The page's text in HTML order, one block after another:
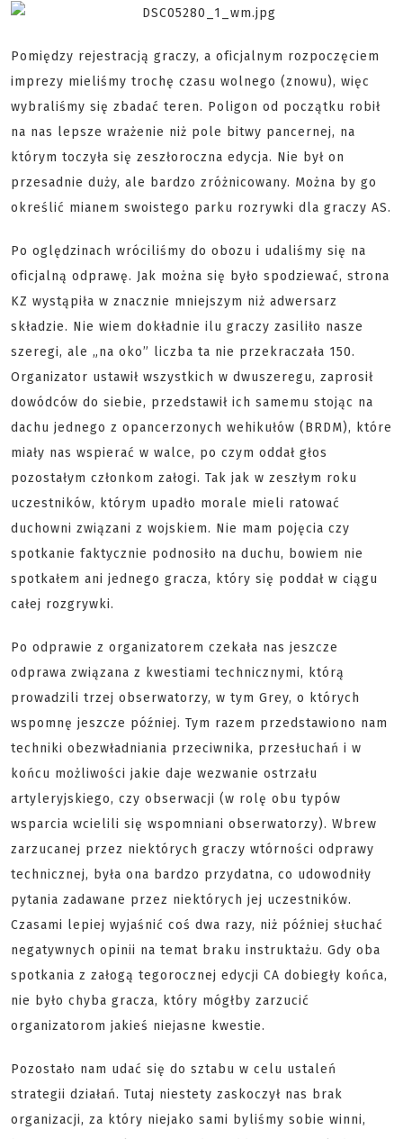
Pomiędzy rejestracją graczy, a oficjalnym rozpoczęciem
imprezy mieliśmy trochę czasu wolnego (znowu), więc
wybraliśmy się zbadać teren. Poligon od początku robił
na nas lepsze wrażenie niż pole bitwy pancernej, na
którym toczyła się zeszłoroczna edycja. Nie był on
przesadnie duży, ale bardzo zróżnicowany. Można by go
określić mianem swoistego parku rozrywki dla graczy AS.
Po oględzinach wróciliśmy do obozu i udaliśmy się na
oficjalną odprawę. Jak można się było spodziewać, strona
KZ wystąpiła w znacznie mniejszym niż adwersarz
składzie. Nie wiem dokładnie ilu graczy zasiliło nasze
szeregi, ale „na oko” liczba ta nie przekraczała 150.
Organizator ustawił wszystkich w dwuszeregu, zaprosił
dowódców do siebie, przedstawił ich samemu stojąc na
dachu jednego z opancerzonych wehikułów (BRDM), które
miały nas wspierać w walce, po czym oddał głos
pozostałym członkom załogi. Tak jak w zeszłym roku
uczestników, którym upadło morale mieli ratować
duchowni związani z wojskiem. Nie mam pojęcia czy
spotkanie faktycznie podnosiło na duchu, bowiem nie
spotkałem ani jednego gracza, który się poddał w ciągu
całej rozgrywki.
Po odprawie z organizatorem czekała nas jeszcze
odprawa związana z kwestiami technicznymi, którą
prowadzili trzej obserwatorzy, w tym Grey, o których
wspomnę jeszcze później. Tym razem przedstawiono nam
techniki obezwładniania przeciwnika, przesłuchań i w
końcu możliwości jakie daje wezwanie ostrzału
artyleryjskiego, czy obserwacji (w rolę obu typów
wsparcia wcielili się wspomniani obserwatorzy). Wbrew
zarzucanej przez niektórych graczy wtórności odprawy
technicznej, była ona bardzo przydatna, co udowodniły
pytania zadawane przez niektórych jej uczestników.
Czasami lepiej wyjaśnić coś dwa razy, niż później słuchać
negatywnych opinii na temat braku instruktażu. Gdy oba
spotkania z załogą tegorocznej edycji CA dobiegły końca,
nie było chyba gracza, który mógłby zarzucić
organizatorom jakieś niejasne kwestie.
Pozostało nam udać się do sztabu w celu ustaleń
strategii działań. Tutaj niestety zaskoczył nas brak
organizacji, za który niejako sami byliśmy sobie winni,